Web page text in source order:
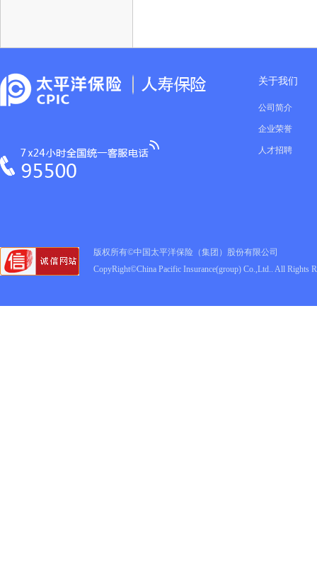
关于我们
公司简介
企业荣誉
人才招聘
版权所有©中国太平洋保险（集团）股份有限公司
CopyRight©China Pacific Insurance(group) Co.,Ltd.. All Rights